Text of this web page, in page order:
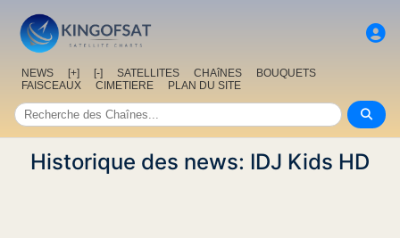
NEWS [+] [-] SATELLITES CHAîNES
BOUQUETS
FAISCEAUX
CIMETIERE PLAN DU SITE
Historique des news: IDJ Kids HD